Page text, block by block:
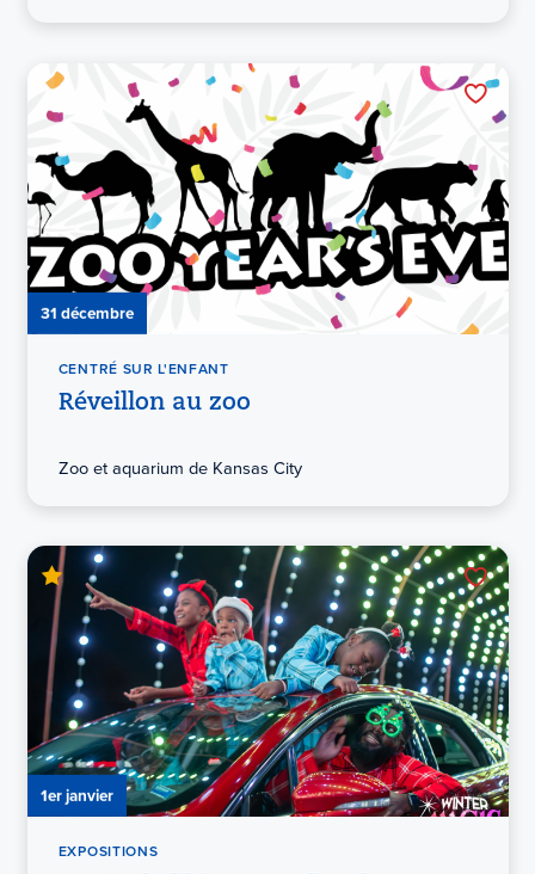
31 décembre
CENTRÉ SUR L'ENFANT
Réveillon au zoo
Zoo et aquarium de Kansas City
1er janvier
EXPOSITIONS